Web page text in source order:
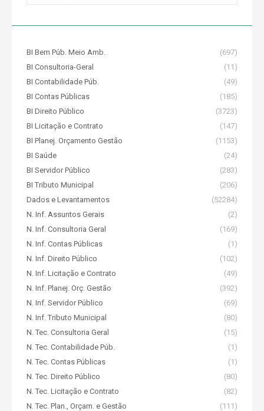
BI Bem Púb. Meio Amb.
(697)
BI Consultoria-Geral
(11)
BI Contabilidade Púb.
(49)
BI Contas Públicas
(185)
BI Direito Público
(3723)
BI Licitação e Contrato
(147)
BI Planej. Orçamento Gestão
(1153)
BI Saúde
(24)
BI Servidor Público
(283)
BI Tributo Municipal
(206)
Dados e Levantamentos
(52284)
N. Inf. Assuntos Gerais
(2)
N. Inf. Consultoria Geral
(169)
N. Inf. Contas Públicas
(1)
N. Inf. Direito Público
(102)
N. Inf. Licitação e Contrato
(49)
N. Inf. Planej. Orç. Gestão
(392)
N. Inf. Servidor Público
(69)
N. Inf. Tributo Municipal
(80)
N. Tec. Consultoria Geral
(15)
N. Tec. Contabilidade Púb.
(1)
N. Tec. Contas Públicas
(1)
N. Tec. Direito Público
(80)
N. Tec. Licitação e Contrato
(82)
N. Tec. Plan., Orçam. e Gestão
(111)